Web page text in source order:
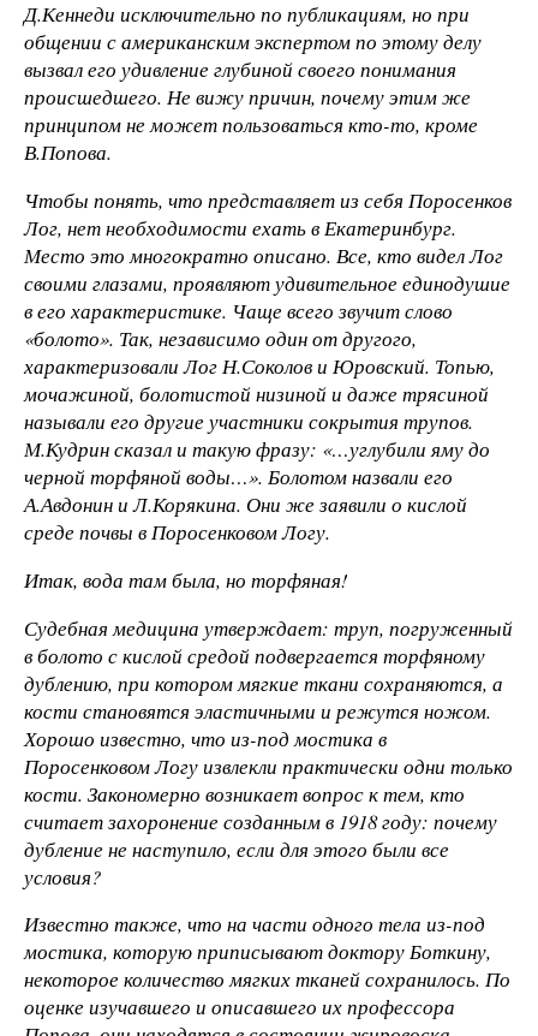
Д.Кеннеди исключительно по публикациям, но при
общении с американским экспертом по этому делу
вызвал его удивление глубиной своего понимания
происшедшего. Не вижу причин, почему этим же
принципом не может пользоваться кто-то, кроме
В.Попова.
Чтобы понять, что представляет из себя Поросенков
Лог, нет необходимости ехать в Екатеринбург.
Место это многократно описано. Все, кто видел Лог
своими глазами, проявляют удивительное единодушие
в его характеристике. Чаще всего звучит слово
«болото». Так, независимо один от другого,
характеризовали Лог Н.Соколов и Юровский. Топью,
мочажиной, болотистой низиной и даже трясиной
называли его другие участники сокрытия трупов.
М.Кудрин сказал и такую фразу: «…углубили яму до
черной торфяной воды…». Болотом назвали его
А.Авдонин и Л.Корякина. Они же заявили о кислой
среде почвы в Поросенковом Логу.
Итак, вода там была, но торфяная!
Судебная медицина утверждает: труп, погруженный
в болото с кислой средой подвергается торфяному
дублению, при котором мягкие ткани сохраняются, а
кости становятся эластичными и режутся ножом.
Хорошо известно, что из-под мостика в
Поросенковом Логу извлекли практически одни только
кости. Закономерно возникает вопрос к тем, кто
считает захоронение созданным в 1918 году: почему
дубление не наступило, если для этого были все
условия?
Известно также, что на части одного тела из-под
мостика, которую приписывают доктору Боткину,
некоторое количество мягких тканей сохранилось. По
оценке изучавшего и описавшего их профессора